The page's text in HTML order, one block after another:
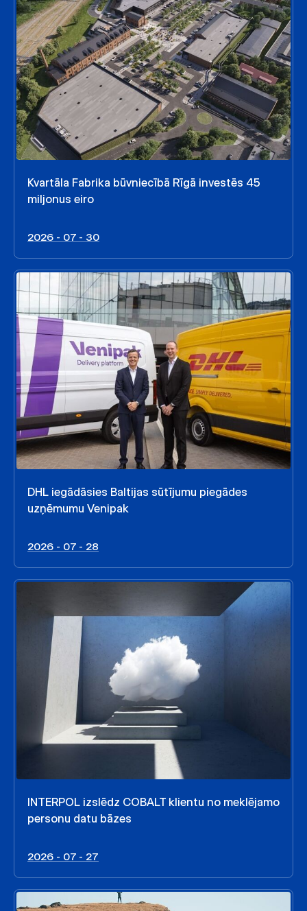
Kvartāla Fabrika būvniecībā Rīgā investēs 45
miljonus eiro
2026 - 07 - 30
DHL iegādāsies Baltijas sūtījumu piegādes
uzņēmumu Venipak
2026 - 07 - 28
INTERPOL izslēdz COBALT klientu no meklējamo
personu datu bāzes
2026 - 07 - 27